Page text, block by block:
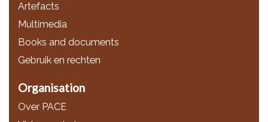
Artefacts
Multimedia
Books and documents
Gebruik en rechten
Organisation
Over PACE